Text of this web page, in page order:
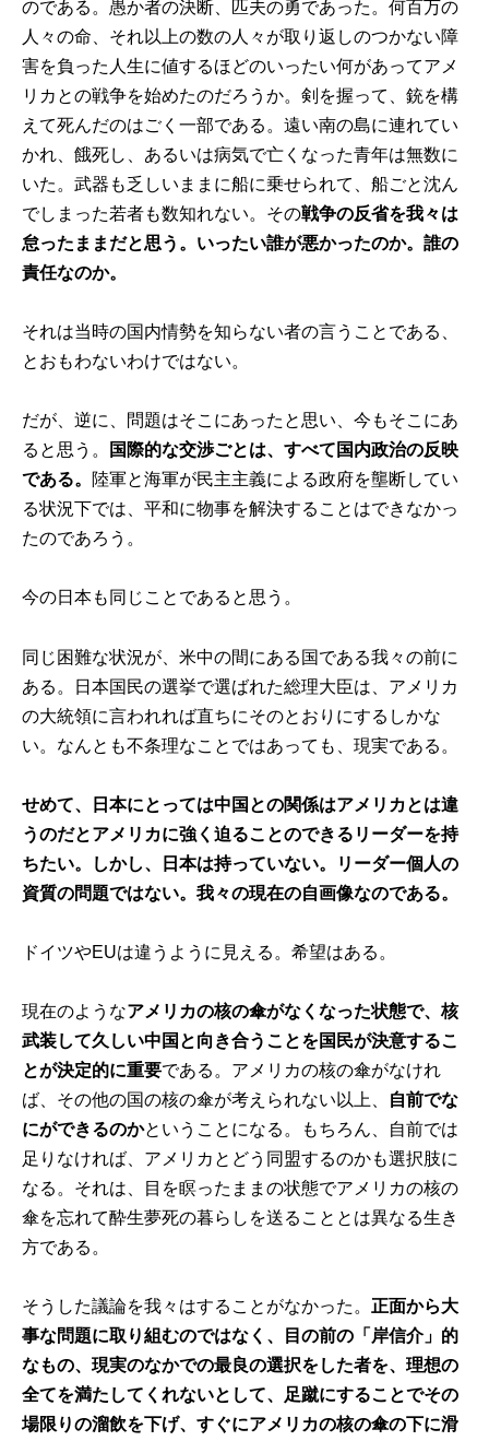
のである。愚か者の決断、匹夫の勇であった。何百万の
人々の命、それ以上の数の人々が取り返しのつかない障
害を負った人生に値するほどのいったい何があってアメ
リカとの戦争を始めたのだろうか。剣を握って、銃を構
えて死んだのはごく一部である。遠い南の島に連れてい
かれ、餓死し、あるいは病気で亡くなった青年は無数に
いた。武器も乏しいままに船に乗せられて、船ごと沈ん
でしまった若者も数知れない。その戦争の反省を我々は
怠ったままだと思う。いったい誰が悪かったのか。誰の
責任なのか。
それは当時の国内情勢を知らない者の言うことである、
とおもわないわけではない。
だが、逆に、問題はそこにあったと思い、今もそこにあ
ると思う。
国際的な交渉ごとは、すべて国内政治の反映
である。
陸軍と海軍が民主主義による政府を壟断してい
る状況下では、平和に物事を解決することはできなかっ
たのであろう。
今の日本も同じことであると思う。
同じ困難な状況が、米中の間にある国である我々の前に
ある。日本国民の選挙で選ばれた総理大臣は、アメリカ
の大統領に言われれば直ちにそのとおりにするしかな
い。なんとも不条理なことではあっても、現実である。
せめて、日本にとっては中国との関係はアメリカとは違
うのだとアメリカに強く迫ることのできるリーダーを持
ちたい。しかし、日本は持っていない。リーダー個人の
資質の問題ではない。我々の現在の自画像なのである。
ドイツやEUは違うように見える。希望はある。
現在のようなアメリカの核の傘がなくなった状態で、核
武装して久しい中国と向き合うことを国民が決意するこ
とが決定的に重要である。アメリカの核の傘がなけれ
ば、その他の国の核の傘が考えられない以上、
自前でな
にができるのかということになる。もちろん、自前では
足りなければ、アメリカとどう同盟するのかも選択肢に
なる。それは、目を瞑ったままの状態でアメリカの核の
傘を忘れて酔生夢死の暮らしを送ることとは異なる生き
方である。
そうした議論を我々はすることがなかった。 正面から大
事な問題に取り組むのではなく、目の前の「岸信介」的
なもの、現実のなかでの最良の選択をした者を、理想の
全てを満たしてくれないとして、足蹴にすることでその
場限りの溜飲を下げ、すぐにアメリカの核の傘の下に滑